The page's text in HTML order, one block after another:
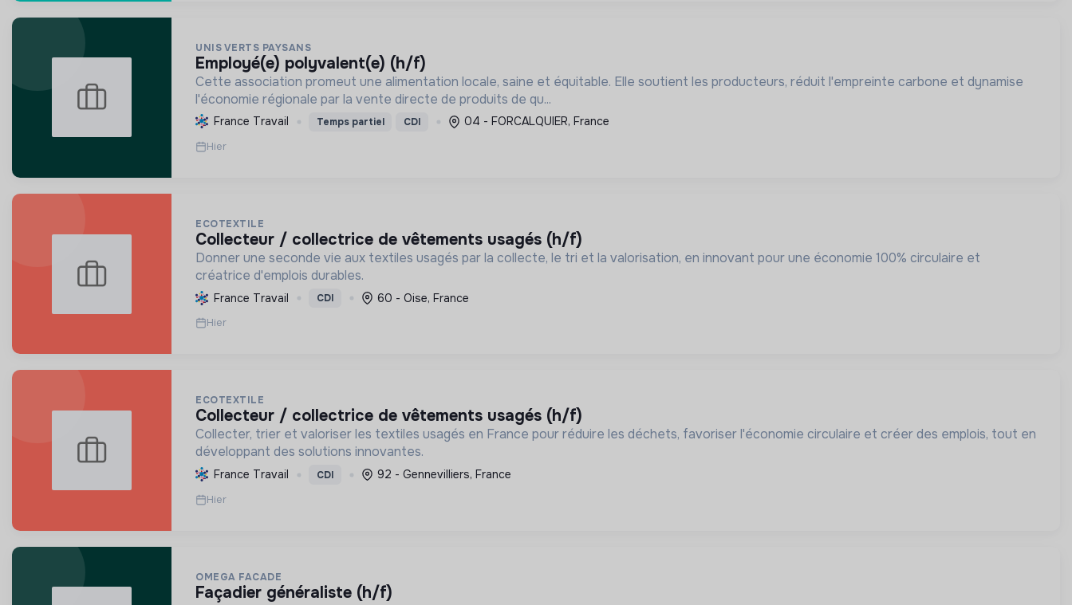
UNIS VERTS PAYSANS
employé(e) polyvalent(e) (h/f)
Cette association promeut une alimentation locale, saine et équitable. Elle soutient les producteurs, réduit l'empreinte carbone et dynamise
l'économie régionale par la vente directe de produits de qu...
France Travail Temps partiel CDI 04 - FORCALQUIER, France
Hier
ECOTEXTILE
collecteur / collectrice de vêtements usagés (h/f)
Donner une seconde vie aux textiles usagés par la collecte, le tri et la valorisation, en innovant pour une économie 100% circulaire et
créatrice d'emplois durables.
France Travail CDI 60 - Oise, France
Hier
ECOTEXTILE
collecteur / collectrice de vêtements usagés (h/f)
Collecter, trier et valoriser les textiles usagés en France pour réduire les déchets, favoriser l'économie circulaire et créer des emplois, tout en
développant des solutions innovantes.
France Travail CDI 92 - Gennevilliers, France
Hier
OMEGA FACADE
façadier généraliste (h/f)